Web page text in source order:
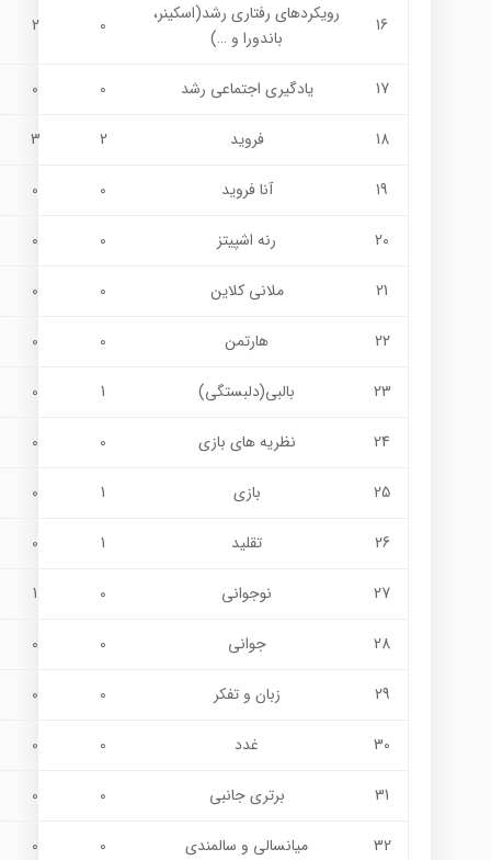
16
رويكردهاي رفتاري رشد(اسكينر،
باندورا و …)
0
2
17 یادگیری اجتماعی رشد 0
0
18 فرويد 2
3
19 آنا فرويد 0
0
20 رنه اشپيتز 0
0
21 ملاني كلاين 0
0
22 هارتمن 0
0
23 بالبي(دلبستگي) 1
0
24 نظريه هاي بازي 0
0
25 بازي 1
0
26 تقليد 1
0
27 نوجواني 0
1
28 جواني 0
0
29 زبان و تفكر 0
0
30 غدد 0
0
31 برتري جانبي 0
0
32 ميانسالي و سالمندي 0
0